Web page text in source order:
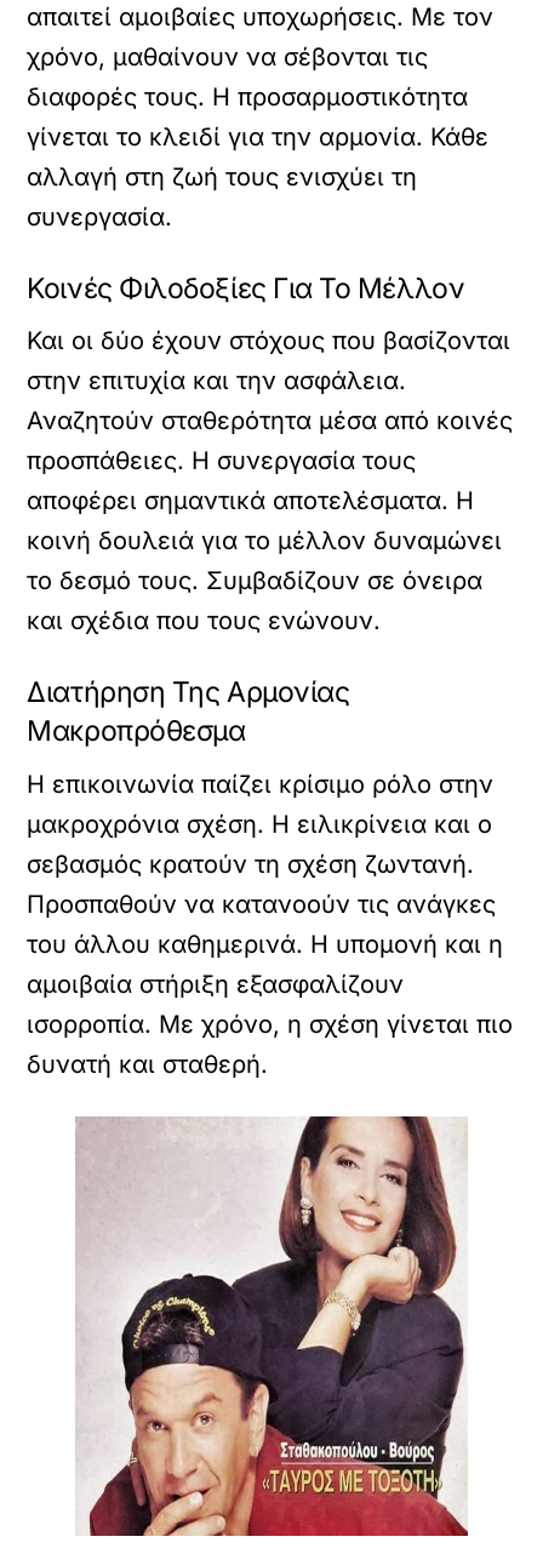
απαιτεί αμοιβαίες υποχωρήσεις. Με τον
χρόνο, μαθαίνουν να σέβονται τις
διαφορές τους. Η προσαρμοστικότητα
γίνεται το κλειδί για την αρμονία. Κάθε
αλλαγή στη ζωή τους ενισχύει τη
συνεργασία.
Κοινές Φιλοδοξίες Για Το Μέλλον
Και οι δύο έχουν στόχους που βασίζονται
στην επιτυχία και την ασφάλεια.
Αναζητούν σταθερότητα μέσα από κοινές
προσπάθειες. Η συνεργασία τους
αποφέρει σημαντικά αποτελέσματα. Η
κοινή δουλειά για το μέλλον δυναμώνει
το δεσμό τους. Συμβαδίζουν σε όνειρα
και σχέδια που τους ενώνουν.
Διατήρηση Της Αρμονίας
Μακροπρόθεσμα
Η επικοινωνία παίζει κρίσιμο ρόλο στην
μακροχρόνια σχέση. Η ειλικρίνεια και ο
σεβασμός κρατούν τη σχέση ζωντανή.
Προσπαθούν να κατανοούν τις ανάγκες
του άλλου καθημερινά. Η υπομονή και η
αμοιβαία στήριξη εξασφαλίζουν
ισορροπία. Με χρόνο, η σχέση γίνεται πιο
δυνατή και σταθερή.